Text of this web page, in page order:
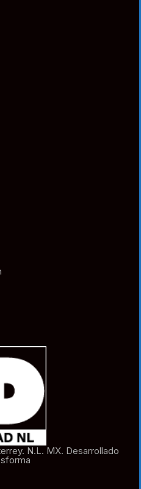
N.L. MX. Desarrollado